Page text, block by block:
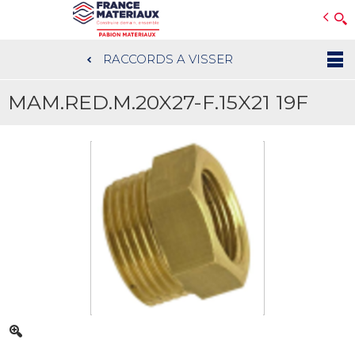
au
contenu
RACCORDS A VISSER
MAM.RED.M.20X27-F.15X21 19F